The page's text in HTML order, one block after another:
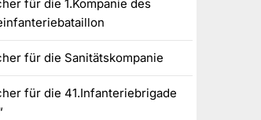
für die 1.Kompanie des
für die Sanitätskompanie
für die 41.Infanteriebrigade